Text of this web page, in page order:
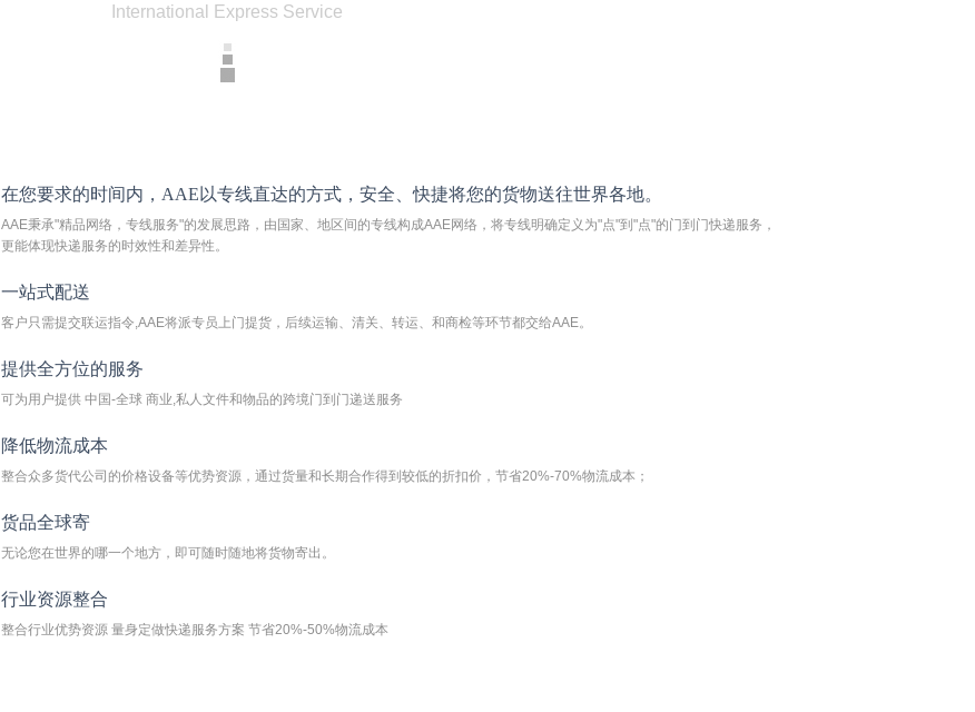
International Express Service
在您要求的时间内，AAE以专线直达的方式，安全、快捷将您的货物送往世界各地。
AAE秉承"精品网络，专线服务"的发展思路，由国家、地区间的专线构成AAE网络，将专线明确定义为"点"到"点"的门到门快递服务，
更能体现快递服务的时效性和差异性。
一站式配送
客户只需提交联运指令,AAE将派专员上门提货，后续运输、清关、转运、和商检等环节都交给AAE。
提供全方位的服务
可为用户提供 中国-全球 商业,私人文件和物品的跨境门到门递送服务
降低物流成本
整合众多货代公司的价格设备等优势资源，通过货量和长期合作得到较低的折扣价，节省20%-70%物流成本；
货品全球寄
无论您在世界的哪一个地方，即可随时随地将货物寄出。
行业资源整合
整合行业优势资源 量身定做快递服务方案 节省20%-50%物流成本